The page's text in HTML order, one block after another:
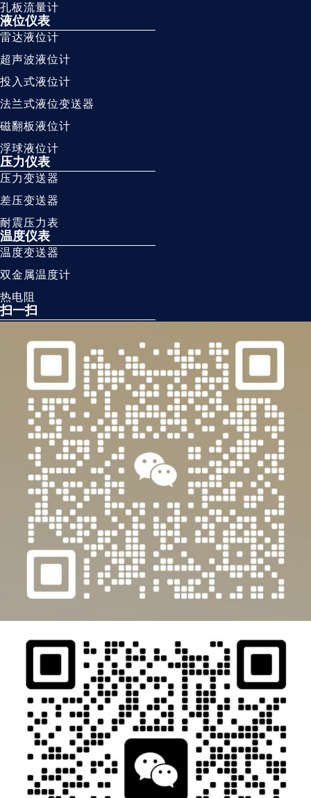
孔板流量计
液位仪表
雷达液位计
超声波液位计
投入式液位计
法兰式液位变送器
磁翻板液位计
浮球液位计
压力仪表
压力变送器
差压变送器
耐震压力表
温度仪表
温度变送器
双金属温度计
热电阻
扫一扫